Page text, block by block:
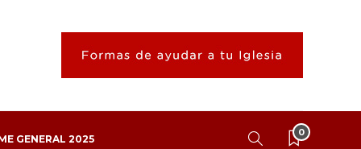
GENERAL 2025
0